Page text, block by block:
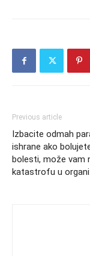
Previous article
Izbacite odmah
ishrane ako
bolesti, može vam
katastrofu u